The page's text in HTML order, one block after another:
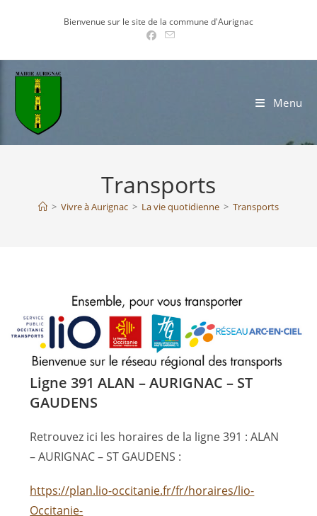
Bienvenue sur le site de la commune d'Aurignac
Menu
Transports
> Vivre à Aurignac > La vie quotidienne > Transports
Ligne 391 ALAN – AURIGNAC – ST
GAUDENS
Retrouvez ici les horaires de la ligne 391 : ALAN
– AURIGNAC – ST GAUDENS :
https://plan.lio-occitanie.fr/fr/horaires/lio-
Occitanie-